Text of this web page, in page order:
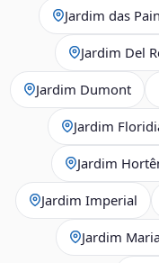
Jardim das
Jardim Del
Jardim Dumont
Jardim
Jardim
Jardim Imperial
Jardim